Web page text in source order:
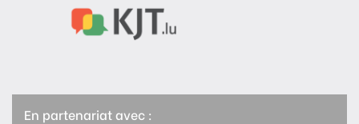
En partenariat avec :